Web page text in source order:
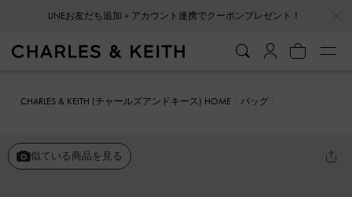
会員登録＋ニュースレター登録で10%OFFクーポンプレゼント！
CHARLES & KEITH (チャールズアンドキース) HOME
バッグ
似ている商品を見る